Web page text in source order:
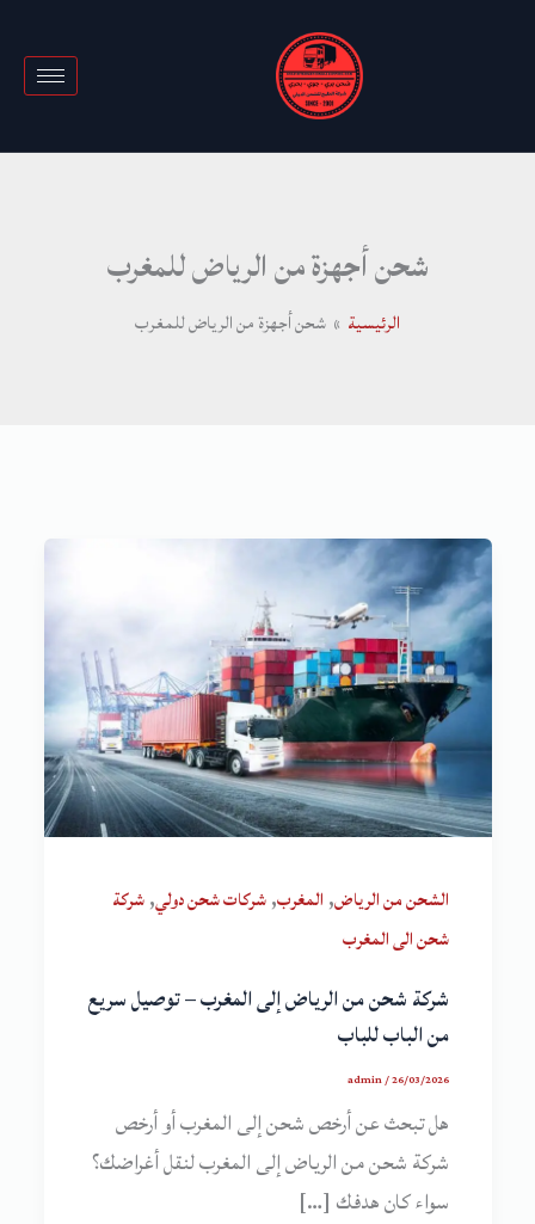
شحن أجهزة من الرياض للمغرب
الرئيسية شحن أجهزة من الرياض للمغرب
الشحن من الرياض, المغرب,شركات شحن دولي,شركة
شحن الى المغرب
شركة شحن من الرياض إلى المغرب – توصيل سريع
من الباب للباب
admin/26/03/2026
هل تبحث عن أرخص شحن إلى المغرب أو أرخص
شركة شحن من الرياض إلى المغرب لنقل أغراضك؟
سواء كان هدفك […]